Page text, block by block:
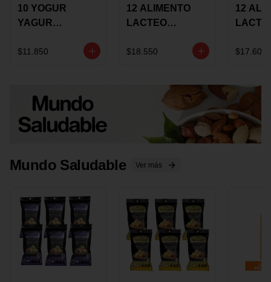
10 YOGUR
YAGUR
150ML SURTIDO
$11.850
12 ALIMENTO
LACTEO
ALQUERIA
$18.550
12
$17.600
Mundo Saludable Ver más